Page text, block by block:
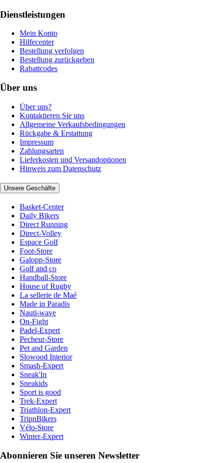
Dienstleistungen
Mein Konto
Hilfecenter
Bestellung verfolgen
Bestellung zurückgeben
Rabattcodes
Über uns
Über uns?
Kontaktieren Sie uns
Allgemeine Verkaufsbedingungen
Rückgabe & Erstattung
Impressum
Zahlungsarten
Lieferkosten und Versandoptionen
Hinweis zum Datenschutz
Unsere Geschäfte
Basket-Center
Daily Bikers
Direct Running
Direct-Volley
Espace Golf
Foot-Store
Galopp-Store
Golf and co
Handball-Store
House of Rugby
La sellerie de Maé
Made in Paradis
Nauti-wave
On-Fight
Padel-Expert
Pecheur-Store
Pet and Garden
Slowood Interior
Smash-Expert
Sneak'In
Sneakids
Sport is good
Trek-Expert
Triathlon-Expert
TripnBikers
Vélo-Store
Winter-Expert
Abonnieren Sie unseren Newsletter